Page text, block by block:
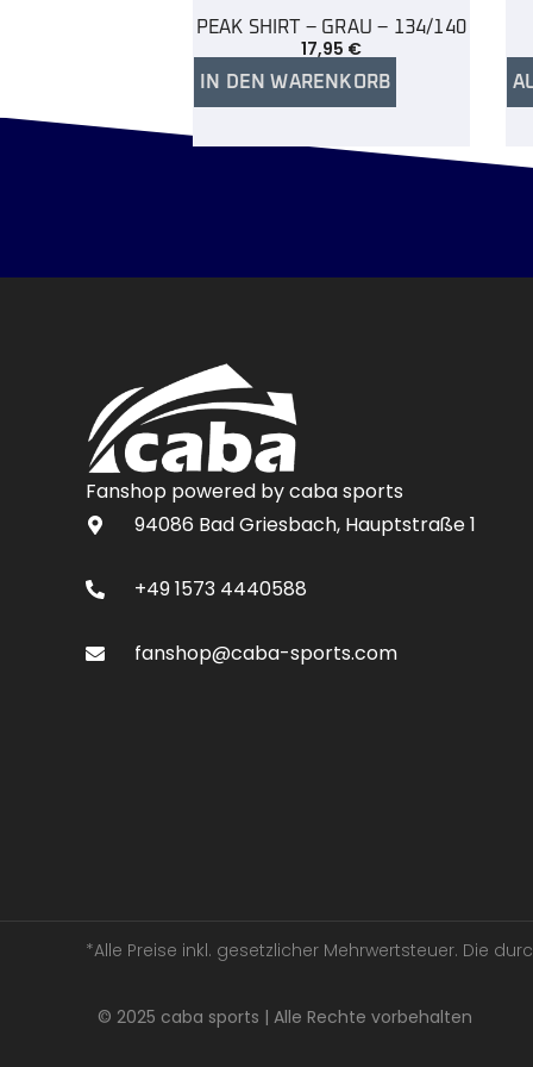
PEAK SHIRT – GRAU – 134/140
17,95 €
IN DEN WARENKORB
Fanshop powered by caba sports
94086 Bad Griesbach, Hauptstraße 1
+49 1573 4440588
fanshop@caba-sports.com
*Alle Preise inkl. gesetzlicher Mehrwertsteuer. Die
© 2025 caba sports | Alle Rechte vorbehalten